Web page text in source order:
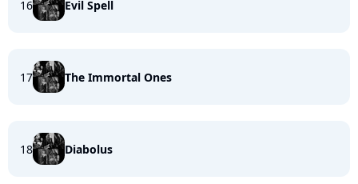
16 Evil Spell
17 The Immortal Ones
18 Diabolus